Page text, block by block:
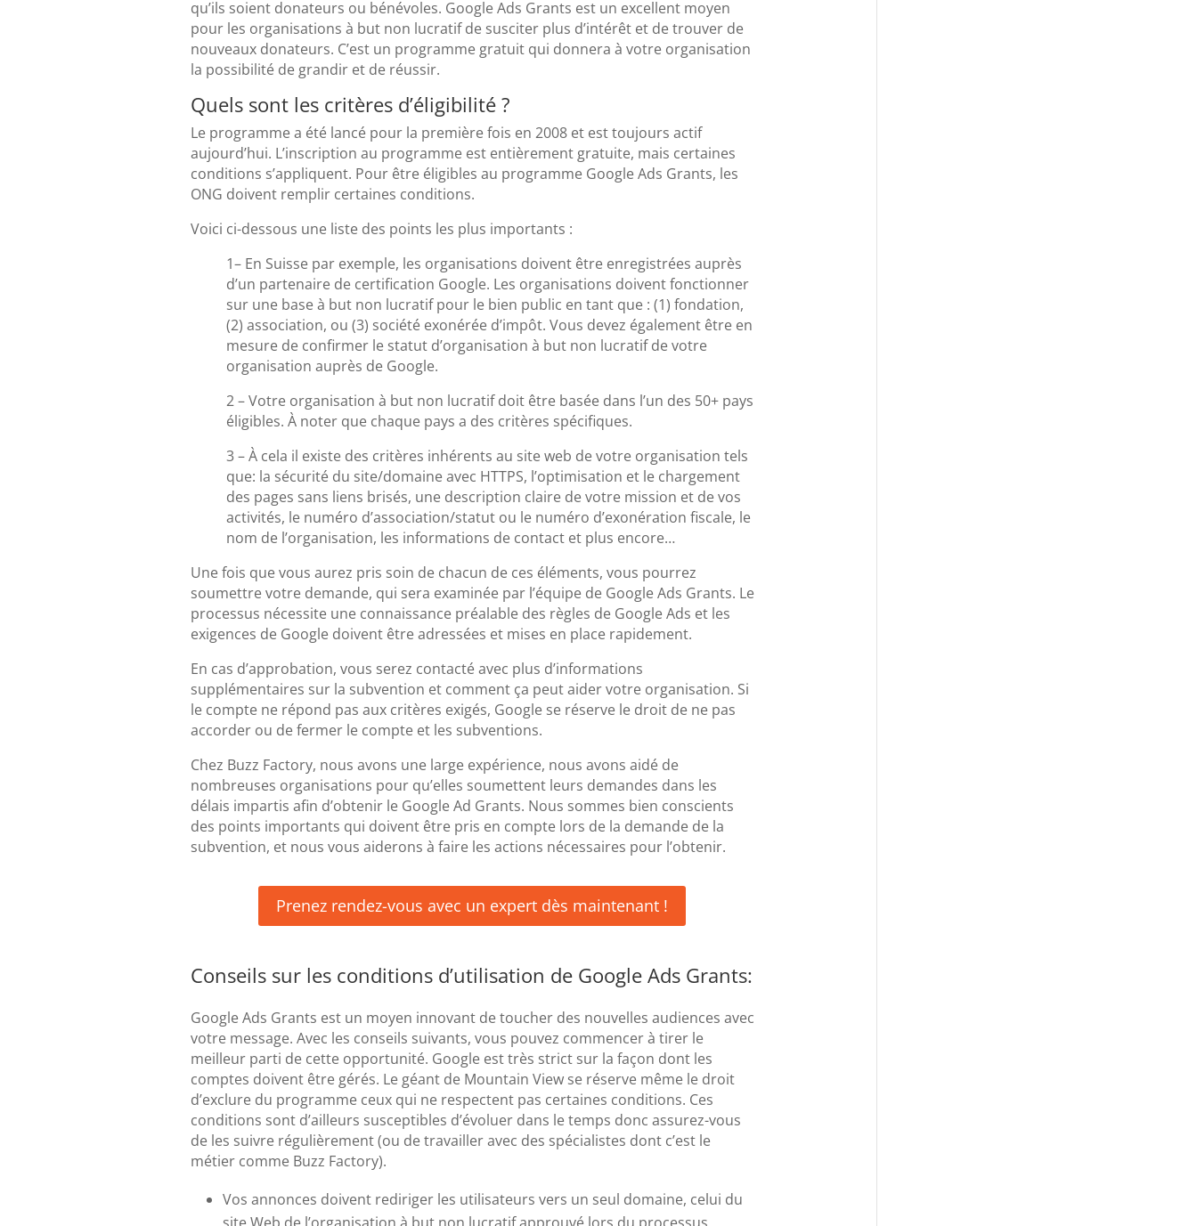
qu’ils soient donateurs ou bénévoles. Google Ads Grants est un excellent moyen
pour les organisations à but non lucratif de susciter plus d’intérêt et de trouver de
nouveaux donateurs. C’est un programme gratuit qui donnera à votre organisation
la possibilité de grandir et de réussir.
Quels sont les critères d’éligibilité ?
Le programme a été lancé pour la première fois en 2008 et est toujours actif
aujourd’hui. L’inscription au programme est entièrement gratuite, mais certaines
conditions s’appliquent. Pour être éligibles au programme Google Ads Grants, les
ONG doivent remplir certaines conditions.
Voici ci-dessous une liste des points les plus importants :
1– En Suisse par exemple, les organisations doivent être enregistrées auprès
d’un partenaire de certification Google. Les organisations doivent fonctionner
sur une base à but non lucratif pour le bien public en tant que : (1) fondation,
(2) association, ou (3) société exonérée d’impôt. Vous devez également être en
mesure de confirmer le statut d’organisation à but non lucratif de votre
organisation auprès de Google.
2 – Votre organisation à but non lucratif doit être basée dans l’un des 50+ pays
éligibles. À noter que chaque pays a des critères spécifiques.
3 – À cela il existe des critères inhérents au site web de votre organisation tels
que: la sécurité du site/domaine avec HTTPS, l’optimisation et le chargement
des pages sans liens brisés, une description claire de votre mission et de vos
activités, le numéro d’association/statut ou le numéro d’exonération fiscale, le
nom de l’organisation, les informations de contact et plus encore…
Une fois que vous aurez pris soin de chacun de ces éléments, vous pourrez
soumettre votre demande, qui sera examinée par l’équipe de Google Ads Grants. Le
processus nécessite une connaissance préalable des règles de Google Ads et les
exigences de Google doivent être adressées et mises en place rapidement.
En cas d’approbation, vous serez contacté avec plus d’informations
supplémentaires sur la subvention et comment ça peut aider votre organisation. Si
le compte ne répond pas aux critères exigés, Google se réserve le droit de ne pas
accorder ou de fermer le compte et les subventions.
Chez Buzz Factory, nous avons une large expérience, nous avons aidé de
nombreuses organisations pour qu’elles soumettent leurs demandes dans les
délais impartis afin d’obtenir le Google Ad Grants. Nous sommes bien conscients
des points importants qui doivent être pris en compte lors de la demande de la
subvention, et nous vous aiderons à faire les actions nécessaires pour l’obtenir.
Prenez rendez-vous avec un expert dès maintenant !
Conseils sur les conditions d’utilisation de Google Ads Grants:
Google Ads Grants est un moyen innovant de toucher des nouvelles audiences avec
votre message. Avec les conseils suivants, vous pouvez commencer à tirer le
meilleur parti de cette opportunité. Google est très strict sur la façon dont les
comptes doivent être gérés. Le géant de Mountain View se réserve même le droit
d’exclure du programme ceux qui ne respectent pas certaines conditions. Ces
conditions sont d’ailleurs susceptibles d’évoluer dans le temps donc assurez-vous
de les suivre régulièrement (ou de travailler avec des spécialistes dont c’est le
métier comme Buzz Factory).
Vos annonces doivent rediriger les utilisateurs vers un seul domaine, celui du